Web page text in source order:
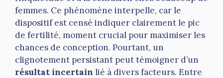
femmes. Ce phénomène interpelle, car le
dispositif est censé indiquer clairement le pic
de fertilité, moment crucial pour maximiser les
chances de conception. Pourtant, un
clignotement persistant peut témoigner d’un
résultat incertain lié à divers facteurs. Entre